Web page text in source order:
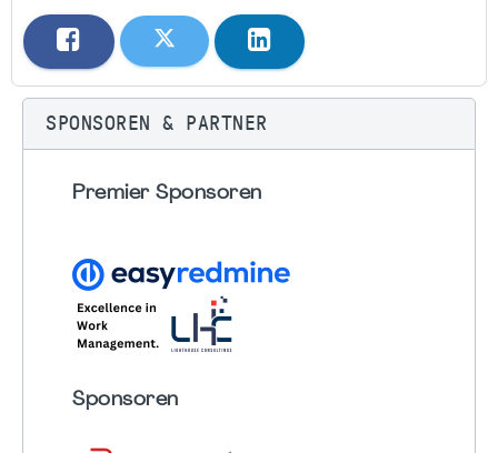
SPONSOREN & PARTNER
Premier Sponsoren
Sponsoren